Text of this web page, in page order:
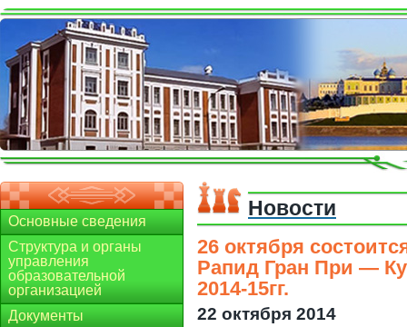
Основные сведения
Структура и органы
управления
образовательной
организацией
Документы
Новости
26 октября
Рапид Гран При —
2014-15гг.
22 октября 2014